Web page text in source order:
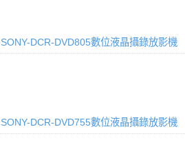
SONY-DCR-DVD805數位液晶攝錄放影機
SONY-DCR-DVD755數位液晶攝錄放影機